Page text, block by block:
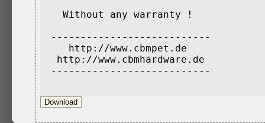
  Without any warranty !
---------------------------
   http://www.cbmpet.de
http://www.cbmhardware.de